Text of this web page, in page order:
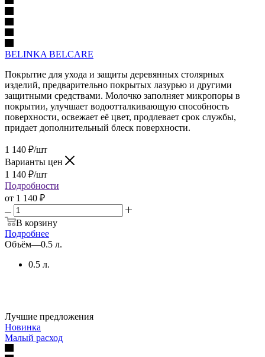
BELINKA BELCARE
Покрытие для ухода и защиты деревянных столярных
изделий, предварительно покрытых лазурью и другими
защитными средствами. Молочко заполняет микропоры в
покрытии, улучшает водоотталкивающую способность
поверхности, освежает её цвет, продлевает срок службы,
придает дополнительный блеск поверхности.
1 140 ₽/шт
Варианты цен
1 140 ₽/шт
Подробности
от 1 140 ₽
В корзину
Подробнее
Объём—0.5 л.
0.5 л.
Лучшие предложения
Новинка
Малый расход